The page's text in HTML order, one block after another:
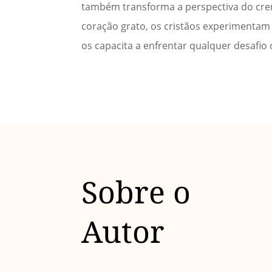
também transforma a perspectiva do
coração grato, os cristãos
os capacita a enfrentar qualquer desafio
Sobre o
Autor